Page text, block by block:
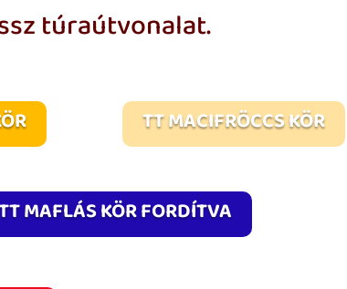
túraútvonalat.
TT MACIFRÖCCS KÖR
MAFLÁS KÖR FORDÍTVA